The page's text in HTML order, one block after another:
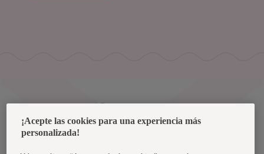
¡Acepte las cookies para una experiencia más
personalizada!